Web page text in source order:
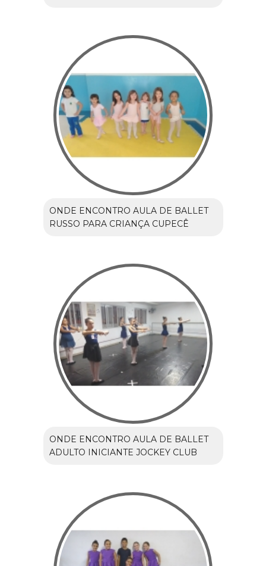
ONDE ENCONTRO AULA DE BALLET
RUSSO PARA CRIANÇA CUPECÊ
ONDE ENCONTRO AULA DE BALLET
ADULTO INICIANTE JOCKEY CLUB